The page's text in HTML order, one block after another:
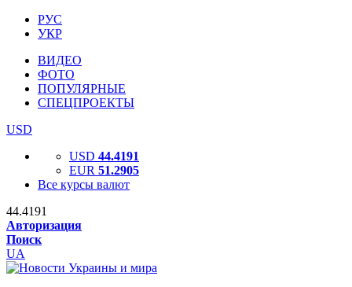
РУС
УКР
ВИДЕО
ФОТО
ПОПУЛЯРНЫЕ
СПЕЦПРОЕКТЫ
USD
USD 44.4191
EUR 51.2905
Все курсы валют
44.4191
Авторизация
Поиск
UA